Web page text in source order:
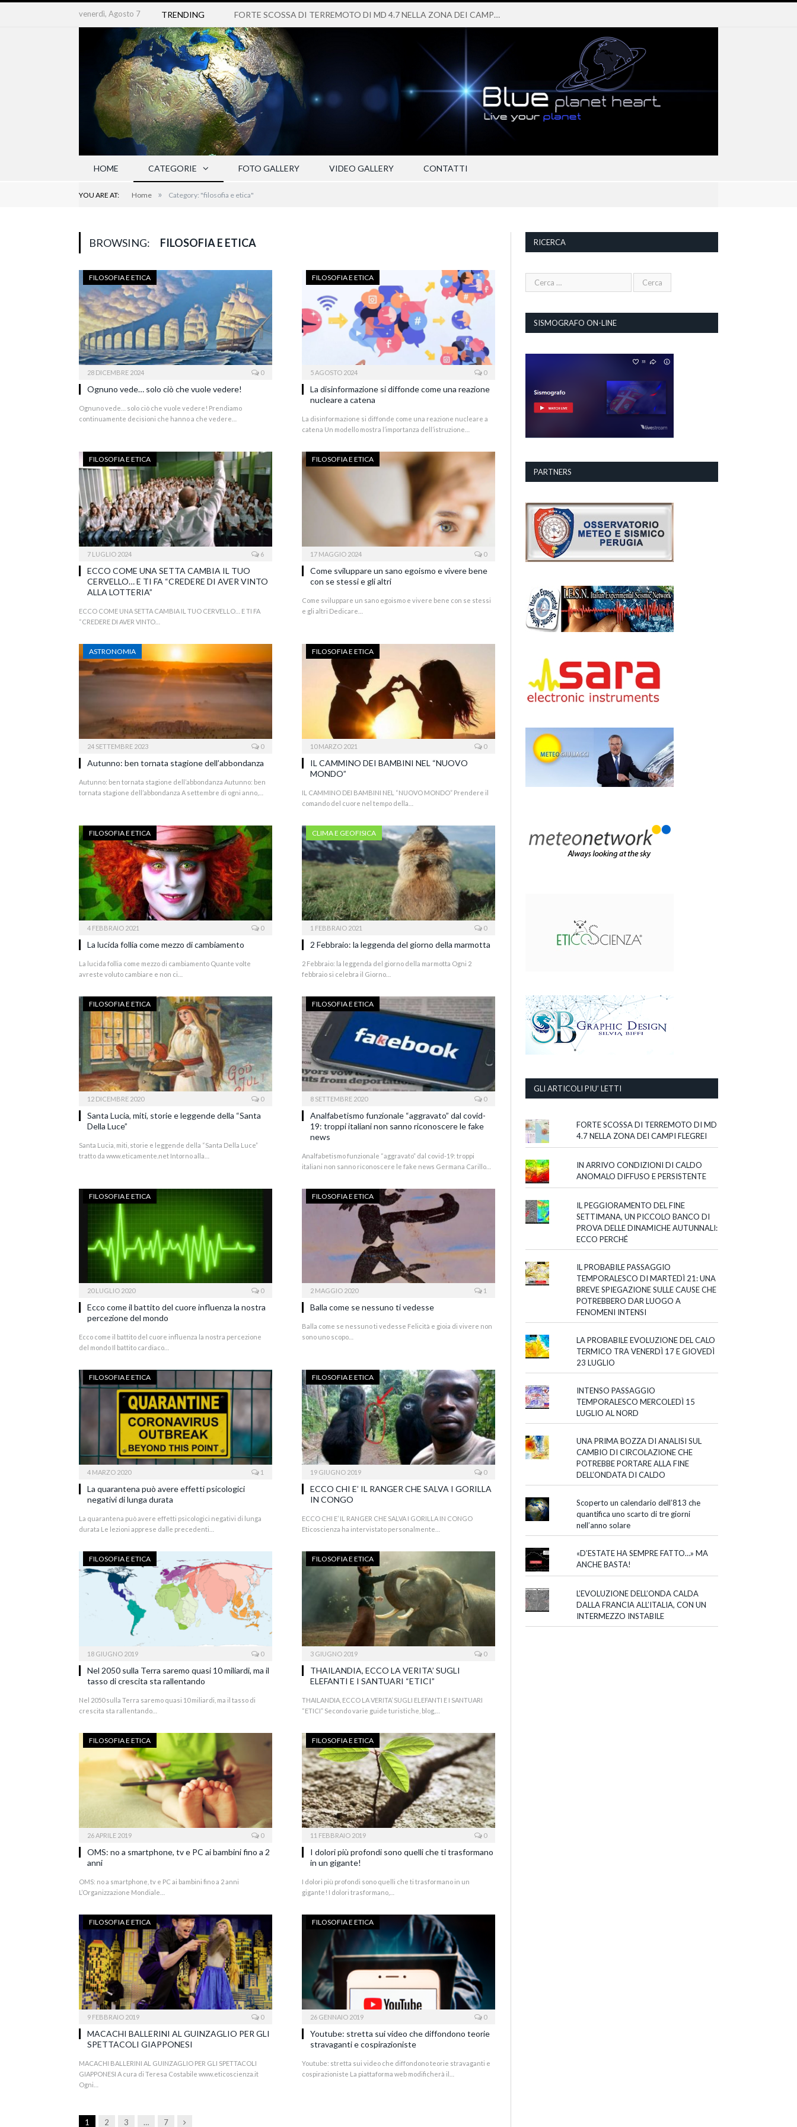
venerdì, Agosto 7 TRENDING FORTE SCOSSA DI TERREMOTO DI MD 4.7 NELLA ZONA DEI CAMPI FLEGREI
HOME CATEGORIE FOTO GALLERY VIDEO GALLERY CONTATTI
YOU ARE AT: Home » Category: "filosofia e etica"
BROWSING: FILOSOFIA E ETICA
FILOSOFIA E ETICA
28 DICEMBRE 2024 0
Ognuno vede… solo ciò che vuole vedere!
Ognuno vede… solo ciò che vuole vedere! Prendiamo
continuamente decisioni che hanno a che vedere…
FILOSOFIA E ETICA
5 AGOSTO 2024 0
La disinformazione si diffonde come una reazione
nucleare a catena
La disinformazione si diffonde come una reazione nucleare a
catena Un modello mostra l’importanza dell’istruzione…
FILOSOFIA E ETICA
7 LUGLIO 2024 6
ECCO COME UNA SETTA CAMBIA IL TUO
CERVELLO… E TI FA “CREDERE DI AVER VINTO
ALLA LOTTERIA”
ECCO COME UNA SETTA CAMBIA IL TUO CERVELLO… E TI FA
“CREDERE DI AVER VINTO…
FILOSOFIA E ETICA
17 MAGGIO 2024 0
Come sviluppare un sano egoismo e vivere bene
con se stessi e gli altri
Come sviluppare un sano egoismo e vivere bene con se stessi
e gli altri Dedicare…
ASTRONOMIA
24 SETTEMBRE 2023 0
Autunno: ben tornata stagione dell’abbondanza
Autunno: ben tornata stagione dell’abbondanza Autunno: ben
tornata stagione dell’abbondanza A settembre di ogni anno,…
FILOSOFIA E ETICA
10 MARZO 2021 0
IL CAMMINO DEI BAMBINI NEL “NUOVO
MONDO”
IL CAMMINO DEI BAMBINI NEL “NUOVO MONDO” Prendere il
comando del cuore nel tempo della…
FILOSOFIA E ETICA
4 FEBBRAIO 2021 0
La lucida follia come mezzo di cambiamento
La lucida follia come mezzo di cambiamento Quante volte
avreste voluto cambiare e non ci…
CLIMA E GEOFISICA
1 FEBBRAIO 2021 0
2 Febbraio: la leggenda del giorno della marmotta
2 Febbraio: la leggenda del giorno della marmotta Ogni 2
febbraio si celebra il Giorno…
FILOSOFIA E ETICA
12 DICEMBRE 2020 0
Santa Lucia, miti, storie e leggende della “Santa
Della Luce”
Santa Lucia, miti, storie e leggende della “Santa Della Luce”
tratto da www.eticamente.net Intorno alla…
FILOSOFIA E ETICA
8 SETTEMBRE 2020 0
Analfabetismo funzionale “aggravato” dal covid-
19: troppi italiani non sanno riconoscere le fake
news
Analfabetismo funzionale “aggravato” dal covid-19: troppi
italiani non sanno riconoscere le fake news Germana Carillo…
FILOSOFIA E ETICA
20 LUGLIO 2020 0
Ecco come il battito del cuore influenza la nostra
percezione del mondo
Ecco come il battito del cuore influenza la nostra percezione
del mondo Il battito cardiaco…
FILOSOFIA E ETICA
2 MAGGIO 2020 1
Balla come se nessuno ti vedesse
Balla come se nessuno ti vedesse Felicità e gioia di vivere non
sono uno scopo…
FILOSOFIA E ETICA
4 MARZO 2020 1
La quarantena può avere effetti psicologici
negativi di lunga durata
La quarantena può avere effetti psicologici negativi di lunga
durata Le lezioni apprese dalle precedenti…
FILOSOFIA E ETICA
19 GIUGNO 2019 0
ECCO CHI E’ IL RANGER CHE SALVA I GORILLA
IN CONGO
ECCO CHI E’ IL RANGER CHE SALVA I GORILLA IN CONGO
Eticoscienza ha intervistato personalmente…
FILOSOFIA E ETICA
18 GIUGNO 2019 0
Nel 2050 sulla Terra saremo quasi 10 miliardi, ma il
tasso di crescita sta rallentando
Nel 2050 sulla Terra saremo quasi 10 miliardi, ma il tasso di
crescita sta rallentando…
FILOSOFIA E ETICA
3 GIUGNO 2019 0
THAILANDIA, ECCO LA VERITA’ SUGLI
ELEFANTI E I SANTUARI “ETICI”
THAILANDIA, ECCO LA VERITA’ SUGLI ELEFANTI E I SANTUARI
“ETICI” Secondo varie guide turistiche, blog,…
FILOSOFIA E ETICA
26 APRILE 2019 0
OMS: no a smartphone, tv e PC ai bambini fino a 2
anni
OMS: no a smartphone, tv e PC ai bambini fino a 2 anni
L’Organizzazione Mondiale…
FILOSOFIA E ETICA
11 FEBBRAIO 2019 0
I dolori più profondi sono quelli che ti trasformano
in un gigante!
I dolori più profondi sono quelli che ti trasformano in un
gigante! I dolori trasformano,…
FILOSOFIA E ETICA
9 FEBBRAIO 2019 0
MACACHI BALLERINI AL GUINZAGLIO PER GLI
SPETTACOLI GIAPPONESI
MACACHI BALLERINI AL GUINZAGLIO PER GLI SPETTACOLI
GIAPPONESI A cura di Teresa Costabile www.eticoscienza.it
Ogni…
FILOSOFIA E ETICA
26 GENNAIO 2019 0
Youtube: stretta sui video che diffondono teorie
stravaganti e cospirazioniste
Youtube: stretta sui video che diffondono teorie stravaganti e
cospirazioniste La piattaforma web modificherà il…
1 2 3 … 7 Next
RICERCA
SISMOGRAFO ON-LINE
PARTNERS
GLI ARTICOLI PIU’ LETTI
FORTE SCOSSA DI TERREMOTO DI MD
4.7 NELLA ZONA DEI CAMPI FLEGREI
IN ARRIVO CONDIZIONI DI CALDO
ANOMALO DIFFUSO E PERSISTENTE
IL PEGGIORAMENTO DEL FINE
SETTIMANA, UN PICCOLO BANCO DI
PROVA DELLE DINAMICHE AUTUNNALI:
ECCO PERCHÉ
IL PROBABILE PASSAGGIO
TEMPORALESCO DI MARTEDÌ 21: UNA
BREVE SPIEGAZIONE SULLE CAUSE CHE
POTREBBERO DAR LUOGO A
FENOMENI INTENSI
LA PROBABILE EVOLUZIONE DEL CALO
TERMICO TRA VENERDÌ 17 E GIOVEDÌ
23 LUGLIO
INTENSO PASSAGGIO
TEMPORALESCO MERCOLEDÌ 15
LUGLIO AL NORD
UNA PRIMA BOZZA DI ANALISI SUL
CAMBIO DI CIRCOLAZIONE CHE
POTREBBE PORTARE ALLA FINE
DELL’ONDATA DI CALDO
Scoperto un calendario dell’813 che
quantifica uno scarto di tre giorni
nell’anno solare
«D’ESTATE HA SEMPRE FATTO…» MA
ANCHE BASTA!
L’EVOLUZIONE DELL’ONDA CALDA
DALLA FRANCIA ALL’ITALIA, CON UN
INTERMEZZO INSTABILE